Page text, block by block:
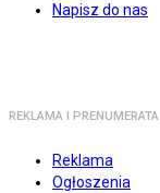
Napisz do nas
REKLAMA I PRENUMERATA
Reklama
Ogłoszenia